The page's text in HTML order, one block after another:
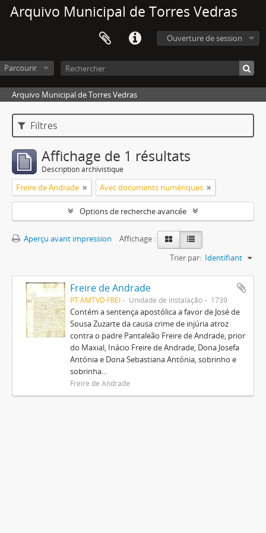
Arquivo Municipal de Torres Vedras
Ouverture de session
Parcourir
Arquivo Municipal de Torres Vedras
Filtres
Affichage de 1 résultats
Description archivistique
Freire de Andrade Avec documents numériques
Options de recherche avancée
Aperçu avant impression
Affichage :
Trier par: Identifiant
Freire de Andrade
PT AMTVD FREI Unidade de instalação 1739
Contém a sentença apostólica a favor de José de
Sousa Zuzarte da causa crime de injúria atroz
contra o padre Pantaleão Freire de Andrade, prior
do Maxial, Inácio Freire de Andrade, Dona Josefa
Antónia e Dona Sebastiana Antónia, sobrinho e
sobrinha...
Freire de Andrade